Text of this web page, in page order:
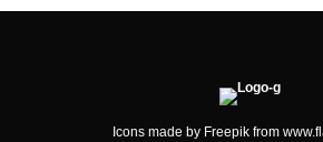
Icons made by Freepikfrom